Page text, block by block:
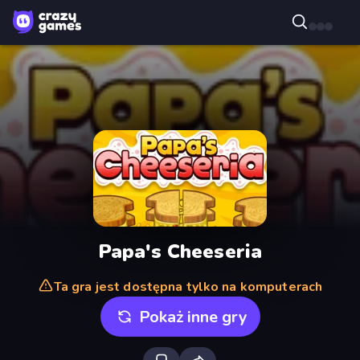
Papa's Cheeseria
Ta gra jest dostępna tylko na komputerach
Pokaż inne gry